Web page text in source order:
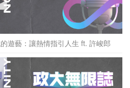
遊藝：讓熱情指引人生 ft. 許峻郎